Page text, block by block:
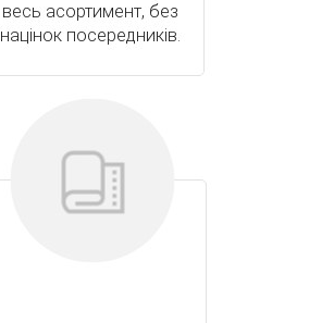
весь асортимент, без
націнок посередників.